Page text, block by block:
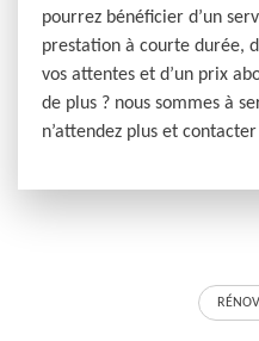
pourrez bénéficier d’un
prestation à courte durée,
vos attentes et d’un prix
de plus ? nous sommes à
n’attendez plus et